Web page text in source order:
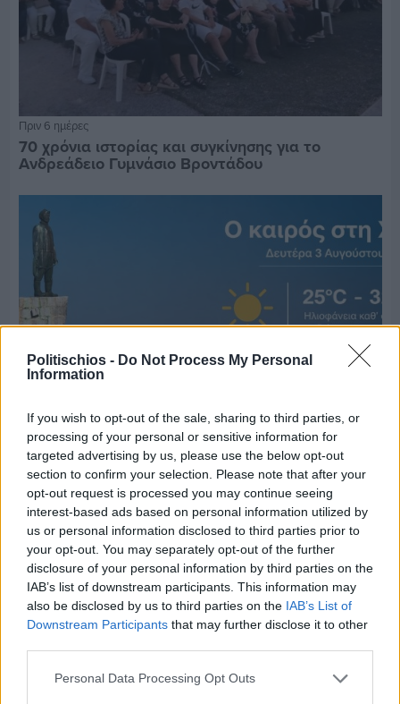
Politischios - Do Not Process My Personal
Information
If you wish to opt-out of the sale, sharing to third parties, or
processing of your personal or sensitive information for
targeted advertising by us, please use the below opt-out
section to confirm your selection. Please note that after your
opt-out request is processed you may continue seeing
interest-based ads based on personal information utilized by
us or personal information disclosed to third parties prior to
your opt-out. You may separately opt-out of the further
disclosure of your personal information by third parties on the
IAB’s list of downstream participants. This information may
also be disclosed by us to third parties on the IAB’s List of
Downstream Participants that may further disclose it to other
Personal Data Processing Opt Outs
Πριν 6 ημέρες
70 χρόνια ιστορίας και συγκίνησης για το
Ανδρεάδειο Γυμνάσιο Βροντάδου
Πριν 6 ημέρες
Ο καιρός στη Χίο, σήμερα 3 Αυγούστου 2026
Διαφήμιση